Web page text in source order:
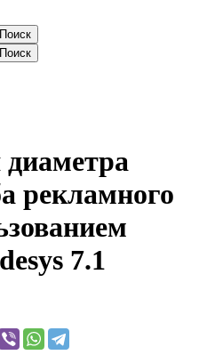
рекламного
7.1